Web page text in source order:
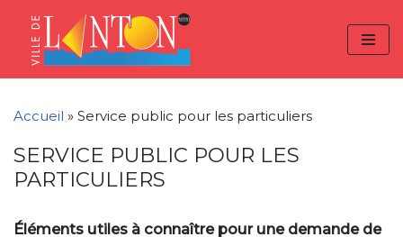
Content
navigation
Aller
Accueil » Service public pour les particuliers
SERVICE PUBLIC POUR LES
PARTICULIERS
Éléments utiles à connaître pour une demande de
Panneau de gestion des cookies